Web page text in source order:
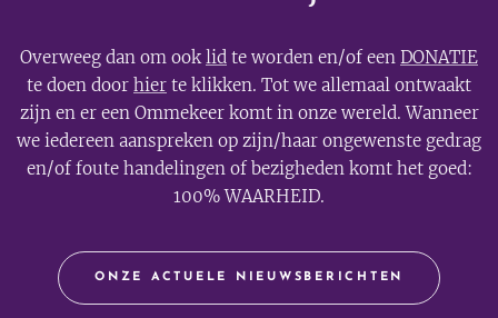
Overweeg dan om ooklid te worden en/of een DONATIE
te doen door hier te klikken. Tot we allemaal ontwaakt
zijn en er een Ommekeer komt in onze wereld. Wanneer
we iedereen aanspreken op zijn/haar ongewenste gedrag
en/of foute handelingen of bezigheden komt het goed:
100% WAARHEID.
ONZE ACTUELE NIEUWSBERICHTEN